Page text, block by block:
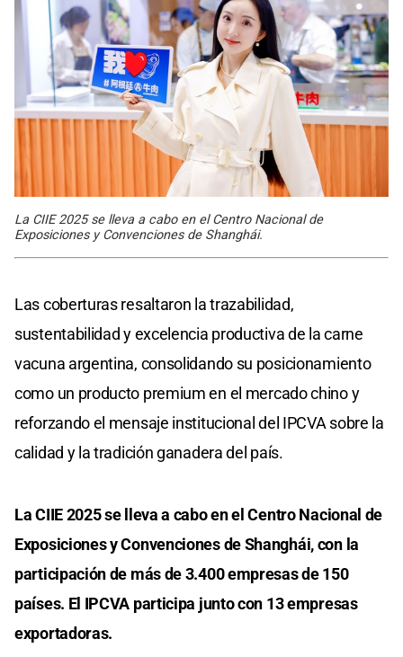
La CIIE 2025 se lleva a cabo en el Centro Nacional de
Exposiciones y Convenciones de Shanghái.
Las coberturas resaltaron la trazabilidad,
sustentabilidad y excelencia productiva de la carne
vacuna argentina, consolidando su posicionamiento
como un producto premium en el mercado chino y
reforzando el mensaje institucional del IPCVA sobre la
calidad y la tradición ganadera del país.
La CIIE 2025 se lleva a cabo en el Centro Nacional de
Exposiciones y Convenciones de Shanghái, con la
participación de más de 3.400 empresas de 150
países. El IPCVA participa junto con 13 empresas
exportadoras.